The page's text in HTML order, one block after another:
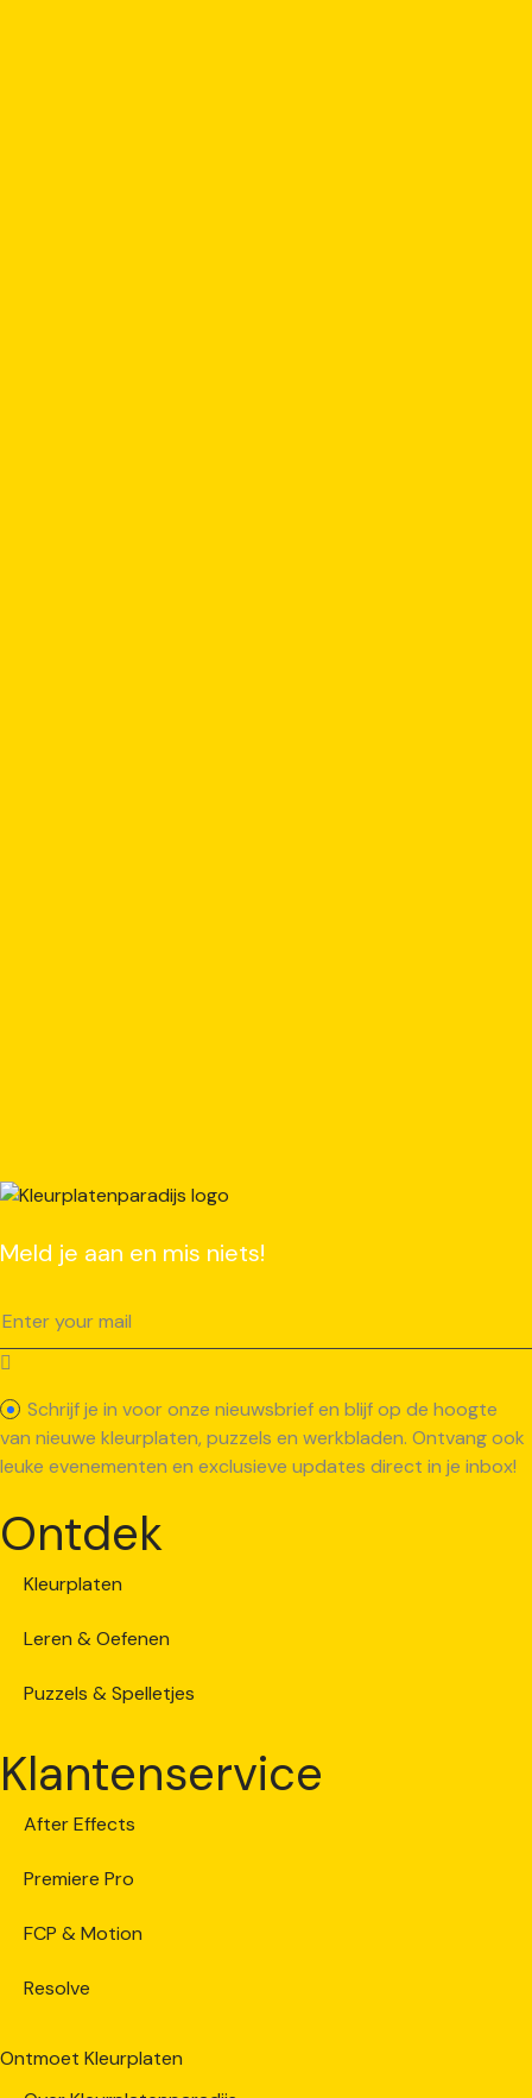
Meld je aan en mis niets!
Schrijf je in voor onze nieuwsbrief en blijf op de hoogte
van nieuwe kleurplaten, puzzels en werkbladen. Ontvang ook
leuke evenementen en exclusieve updates direct in je inbox!
Ontdek
Kleurplaten
Leren & Oefenen
Puzzels & Spelletjes
Klantenservice
After Effects
Premiere Pro
FCP & Motion
Resolve
Ontmoet Kleurplaten